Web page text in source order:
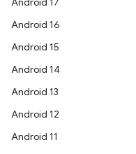
Android 16
Android 15
Android 14
Android 13
Android 12
Android 11